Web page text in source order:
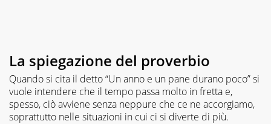
La spiegazione del proverbio
Quando si cita il detto “Un anno e un pane durano poco” si
vuole intendere che il tempo passa molto in fretta e,
spesso, ciò avviene senza neppure che ce ne accorgiamo,
soprattutto nelle situazioni in cui ci si diverte di più.